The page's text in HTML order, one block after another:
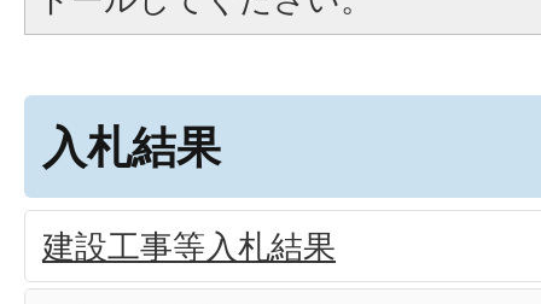
入札結果
建設工事等入札結果